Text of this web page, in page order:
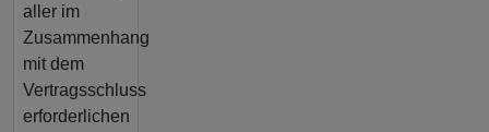
aller im
Zusammenhang
mit dem
Vertragsschluss
erforderlichen